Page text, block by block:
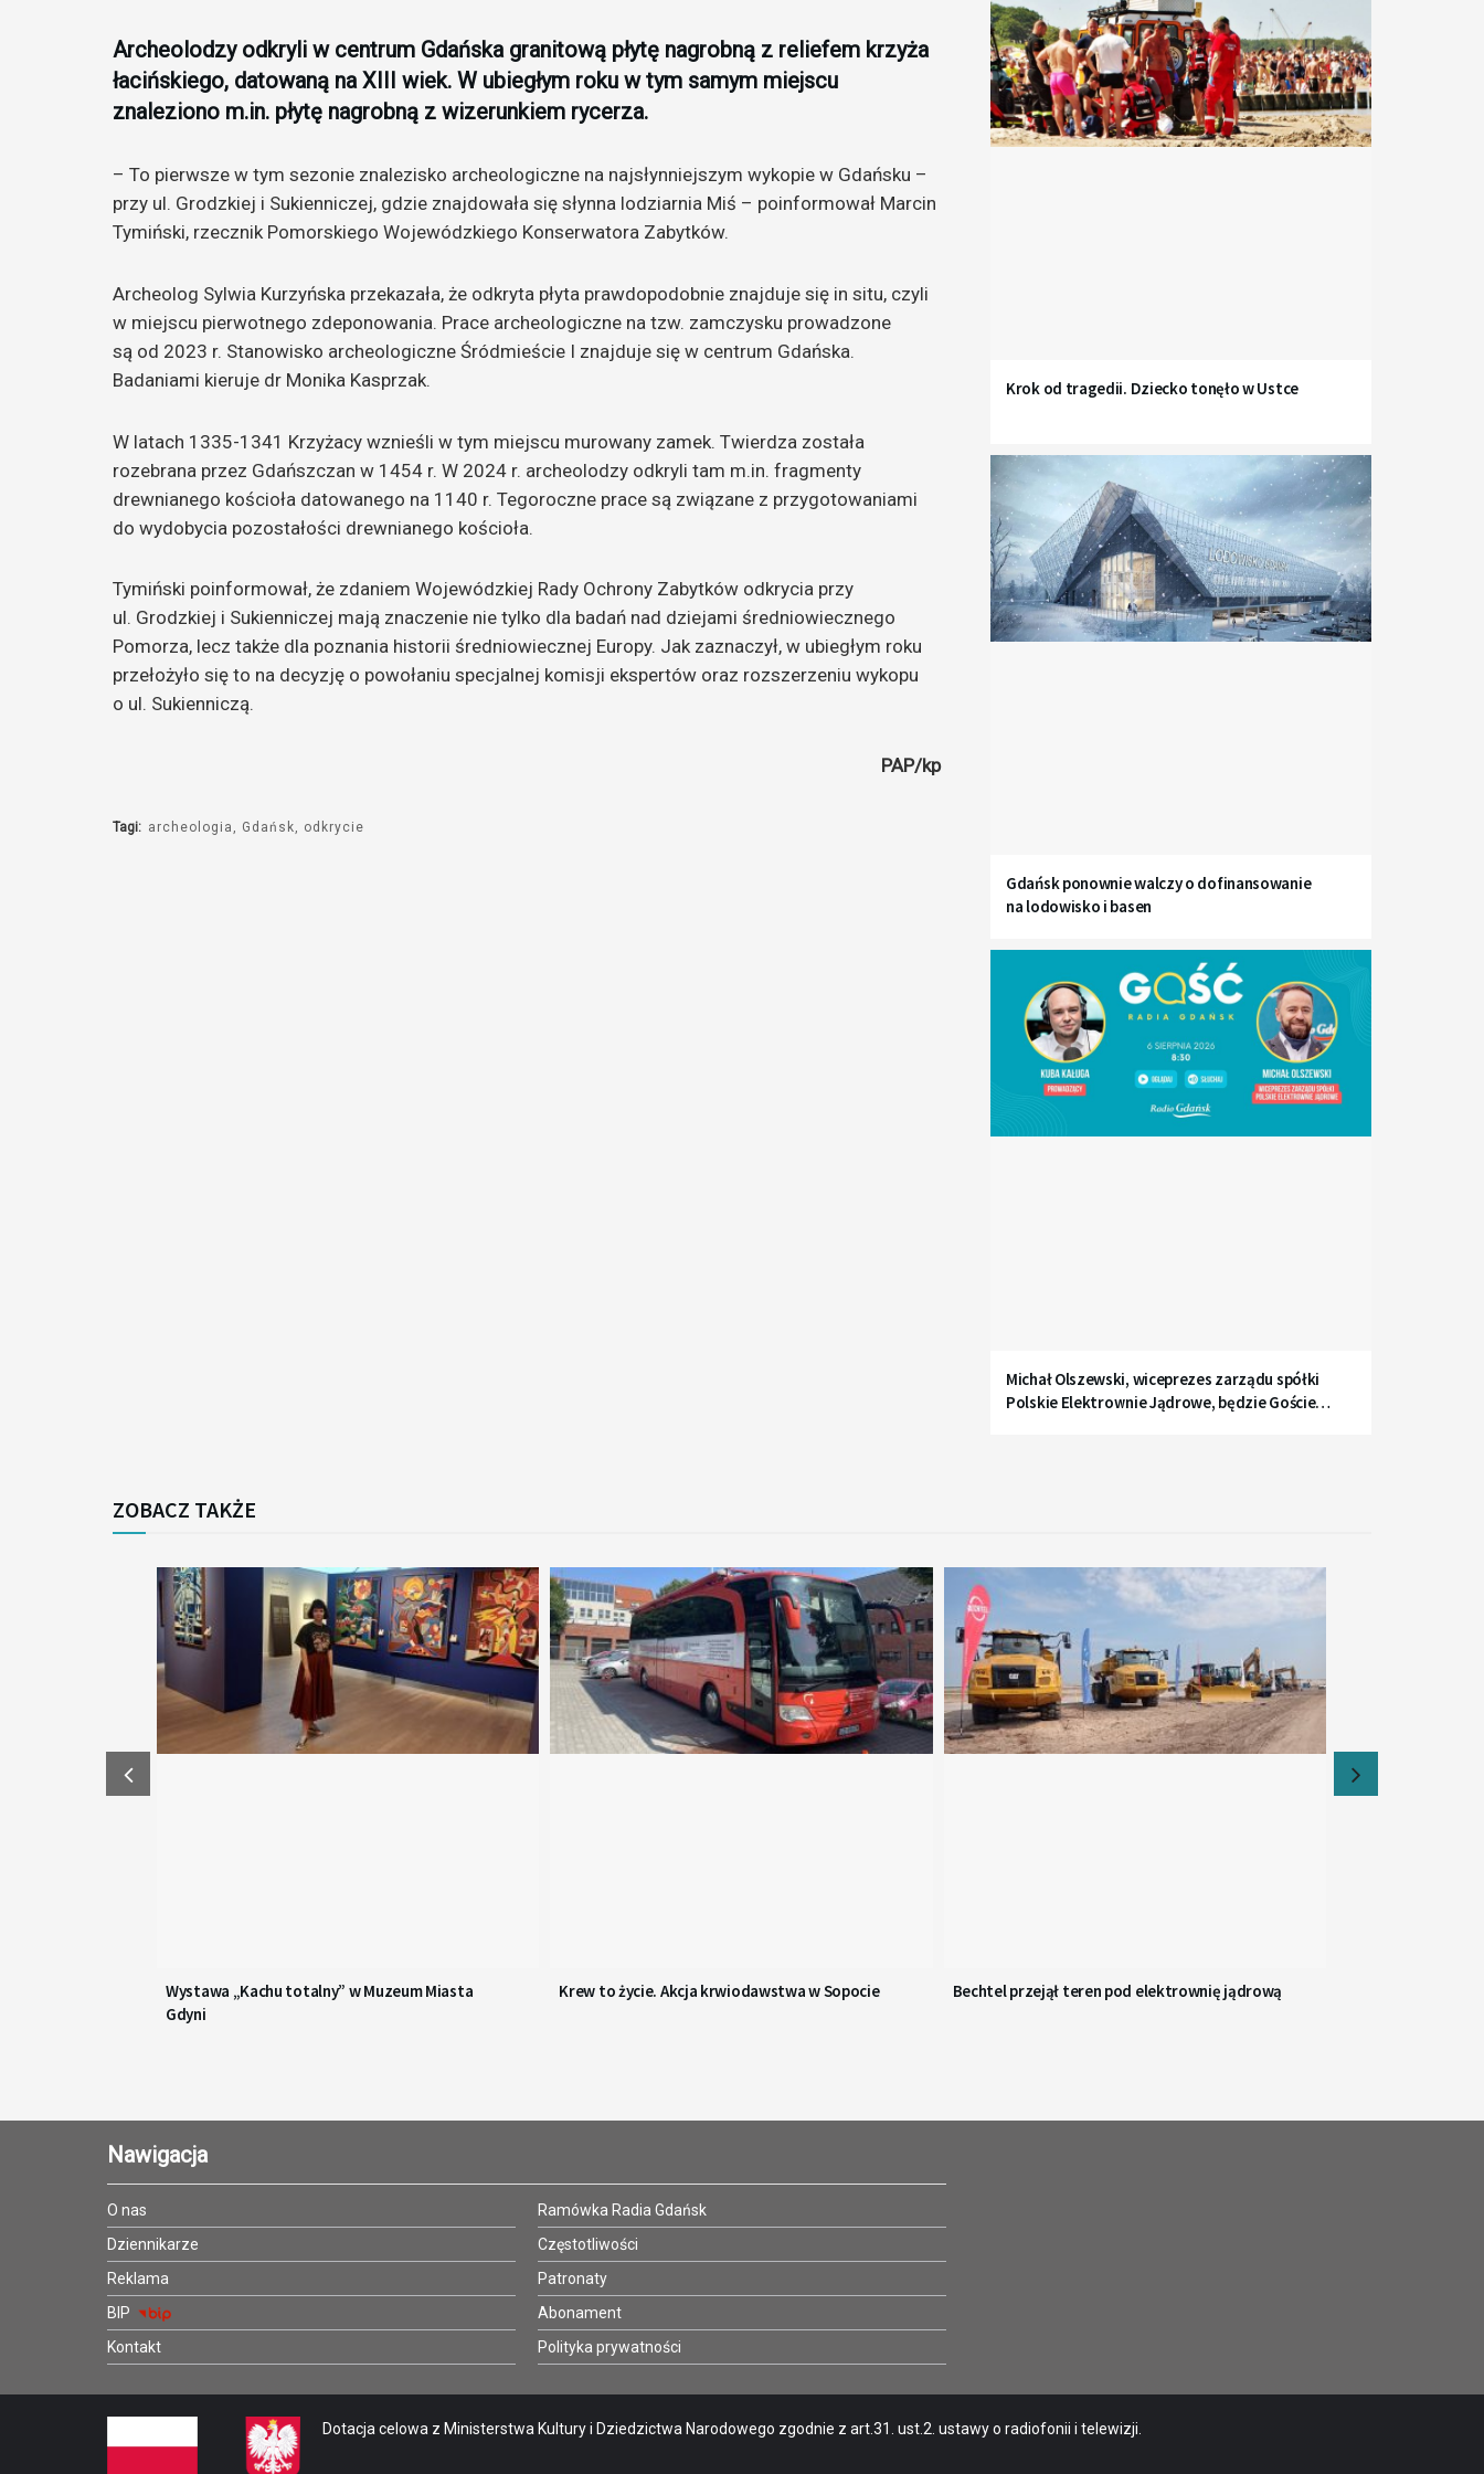
Archeolodzy odkryli w centrum Gdańska granitową płytę nagrobną z reliefem krzyża
łacińskiego, datowaną na XIII wiek. W ubiegłym roku w tym samym miejscu
znaleziono m.in. płytę nagrobną z wizerunkiem rycerza.
– To pierwsze w tym sezonie znalezisko archeologiczne na najsłynniejszym wykopie w Gdańsku –
przy ul. Grodzkiej i Sukienniczej, gdzie znajdowała się słynna lodziarnia Miś – poinformował Marcin
Tymiński, rzecznik Pomorskiego Wojewódzkiego Konserwatora Zabytków.
Archeolog Sylwia Kurzyńska przekazała, że odkryta płyta prawdopodobnie znajduje się in situ, czyli
w miejscu pierwotnego zdeponowania. Prace archeologiczne na tzw. zamczysku prowadzone
są od 2023 r. Stanowisko archeologiczne Śródmieście I znajduje się w centrum Gdańska.
Badaniami kieruje dr Monika Kasprzak.
W latach 1335-1341 Krzyżacy wznieśli w tym miejscu murowany zamek. Twierdza została
rozebrana przez Gdańszczan w 1454 r. W 2024 r. archeolodzy odkryli tam m.in. fragmenty
drewnianego kościoła datowanego na 1140 r. Tegoroczne prace są związane z przygotowaniami
do wydobycia pozostałości drewnianego kościoła.
Tymiński poinformował, że zdaniem Wojewódzkiej Rady Ochrony Zabytków odkrycia przy
ul. Grodzkiej i Sukienniczej mają znaczenie nie tylko dla badań nad dziejami średniowiecznego
Pomorza, lecz także dla poznania historii średniowiecznej Europy. Jak zaznaczył, w ubiegłym roku
przełożyło się to na decyzję o powołaniu specjalnej komisji ekspertów oraz rozszerzeniu wykopu
o ul. Sukienniczą.
PAP/kp
Tagi: archeologia Gdańsk odkrycie
Krok od tragedii. Dziecko tonęło w Ustce
Gdańsk ponownie walczy o dofinansowanie
na lodowisko i basen
Michał Olszewski, wiceprezes zarządu spółki
Polskie Elektrownie Jądrowe, będzie Gościem
ZOBACZ TAKŻE
Wystawa „Kachu totalny” w Muzeum Miasta
Gdyni
Krew to życie. Akcja krwiodawstwa w Sopocie Bechtel przejął teren pod elektrownię jądrową
Nawigacja
O nas
Dziennikarze
Reklama
BIP
Kontakt
Ramówka Radia Gdańsk
Częstotliwości
Patronaty
Abonament
Polityka prywatności
Dotacja celowa z Ministerstwa Kultury i Dziedzictwa Narodowego zgodnie z art.31. ust.2. ustawy o radiofonii i telewizji.